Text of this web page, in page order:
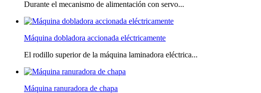
Durante el mecanismo de alimentación con servo...
Máquina dobladora accionada eléctricamente
El rodillo superior de la máquina laminadora eléctrica...
Máquina ranuradora de chapa